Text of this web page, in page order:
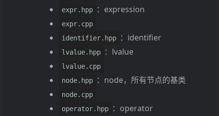
expr.hpp
：expression
expr.cpp
identifier.hpp
：identifier
lvalue.hpp ：lvalue
lvalue.cpp
node.hpp
：node，所有节点的基类
node.cpp
operator.hpp
：operator